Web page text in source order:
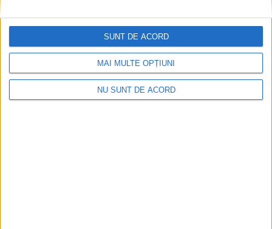
MAI MULTE OPȚIUNI
NU SUNT DE ACORD
SUNT DE ACORD